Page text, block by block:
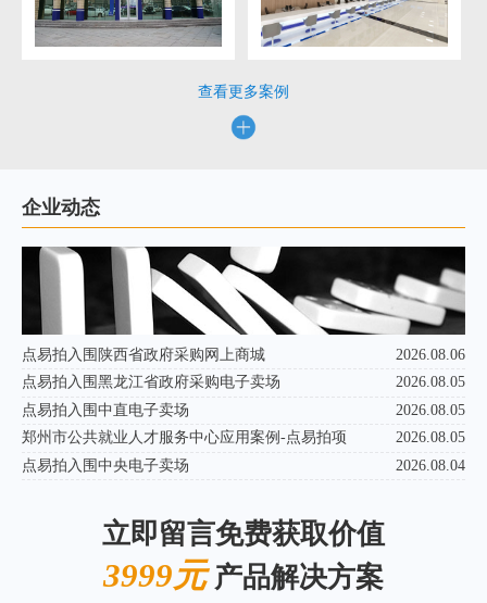
查看更多案例
企业动态
点易拍入围陕西省政府采购网上商城
2026.08.06
点易拍入围黑龙江省政府采购电子卖场
2026.08.05
点易拍入围中直电子卖场
2026.08.05
郑州市公共就业人才服务中心应用案例-点易拍项
2026.08.05
点易拍入围中央电子卖场
2026.08.04
立即留言免费获取价值
3999元产品解决方案